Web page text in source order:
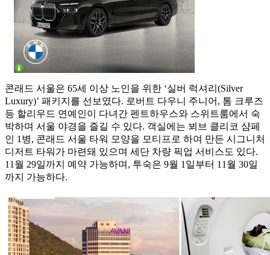
콘래드 서울은 65세 이상 노인을 위한 ‘실버 럭셔리(Silver
Luxury)’ 패키지를 선보였다. 로버트 다우니 주니어, 톰 크루즈
등 할리우드 연예인이 다녀간 펜트하우스와 스위트룸에서 숙
박하며 서울 야경을 즐길 수 있다. 객실에는 뵈브 클리코 샴페
인 1병, 콘래드 서울 타워 모양을 모티프로 하여 만든 시그니처
디저트 타워가 마련돼 있으며 세단 차량 픽업 서비스도 있다.
11월 29일까지 예약 가능하며, 투숙은 9월 1일부터 11월 30일
까지 가능하다.